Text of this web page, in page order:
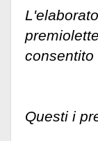
consentito
Questi i